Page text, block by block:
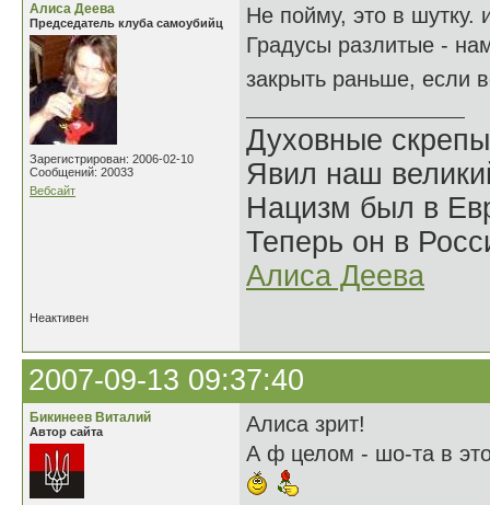
Алиса Деева
Председатель клуба самоубийц
Зарегистрирован: 2006-02-10
Сообщений: 20033
Вебсайт
Не пойму, это в шутку.
Градусы разлитые -
закрыть раньше, если
Духовные
Явил наш
Нацизм был в
Теперь он в
Алиса Деева
Неактивен
2007-09-13 09:37:40
Бикинеев Виталий
Автор сайта
Алиса зрит!
А ф целом - шо-та в